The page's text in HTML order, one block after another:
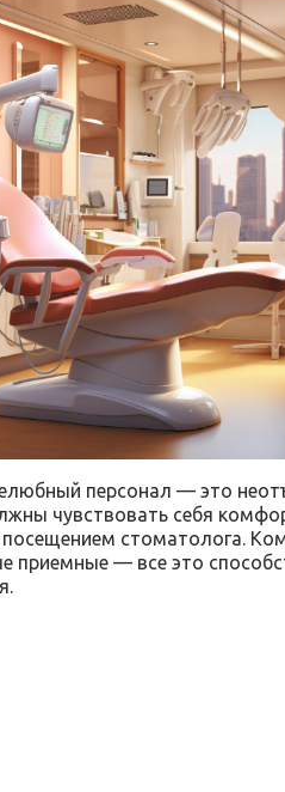
персонал — это
чувствовать себя
стоматолога.
приемные — все это